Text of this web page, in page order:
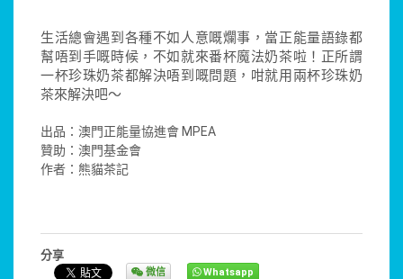
生活總會遇到各種不如人意嘅爛事，當正能量語錄都
幫唔到手嘅時候，不如就來番杯魔法奶茶啦！正所謂
一杯珍珠奶茶都解決唔到嘅問題，咁就用兩杯珍珠奶
茶來解決吧～
出品：澳門正能量協進會 MPEA
贊助：澳門基金會
作者：熊貓茶記
分享
微信 Whatsapp